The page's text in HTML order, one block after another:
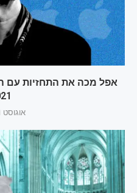
אפל מכה את התחזיות עם
אוגוסט 1, 2025